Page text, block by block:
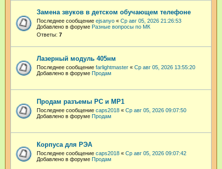
Замена звуков в детском обучающем телефоне
Последнее сообщение ejsanyo « Ср авг 05, 2026 21:26:53
Добавлено в форуме Разные вопросы по МК
Ответы: 7
Лазерный модуль 405нм
Последнее сообщение farlightmaster « Ср авг 05, 2026 13:55:20
Добавлено в форуме Продам
Продам разъемы РС и МР1
Последнее сообщение caps2018 « Ср авг 05, 2026 09:07:50
Добавлено в форуме Продам
Корпуса для РЭА
Последнее сообщение caps2018 « Ср авг 05, 2026 09:07:42
Добавлено в форуме Продам